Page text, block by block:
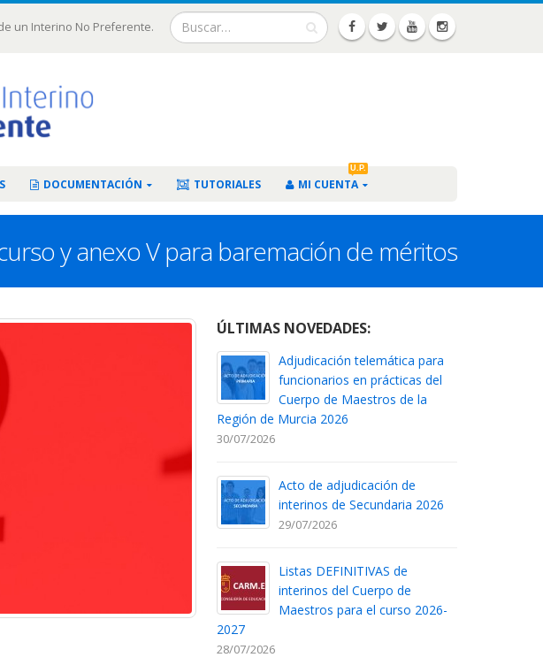
un Interino No Preferente.
DOCUMENTACIÓN TUTORIALES MI CUENTA
U.P.
y anexo V para baremación de méritos
ÚLTIMAS NOVEDADES:
Adjudicación telemática para
funcionarios en prácticas del
Cuerpo de Maestros de la
Región de Murcia 2026
30/07/2026
Acto de adjudicación de
interinos de Secundaria 2026
29/07/2026
Listas DEFINITIVAS de
interinos del Cuerpo de
Maestros para el curso 2026-
2027
28/07/2026